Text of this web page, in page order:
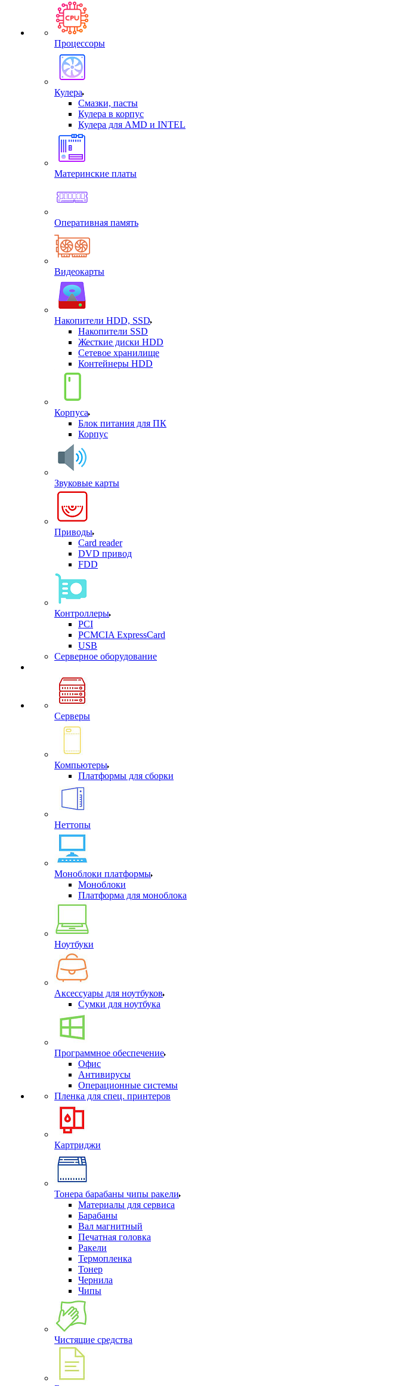
Процессоры
Кулера
Смазки, пасты
Кулера в корпус
Кулера для AMD и INTEL
Материнские платы
Оперативная память
Видеокарты
Накопители HDD, SSD
Накопители SSD
Жесткие диски HDD
Сетевое хранилище
Контейнеры HDD
Корпуса
Блок питания для ПК
Корпус
Звуковые карты
Приводы
Card reader
DVD привод
FDD
Контроллеры
PCI
PCMCIA ExpressCard
USB
Cерверное оборудование
Серверы
Компьютеры
Платформы для сборки
Неттопы
Моноблоки платформы
Моноблоки
Платформа для моноблока
Ноутбуки
Аксессуары для ноутбуков
Сумки для ноутбука
Программное обеспечение
Офис
Антивирусы
Операционные системы
Пленка для спец. принтеров
Картриджи
Тонера барабаны чипы ракели
Материалы для сервиса
Барабаны
Вал магнитный
Печатная головка
Ракели
Термопленка
Тонер
Чернила
Чипы
Чистящие средства